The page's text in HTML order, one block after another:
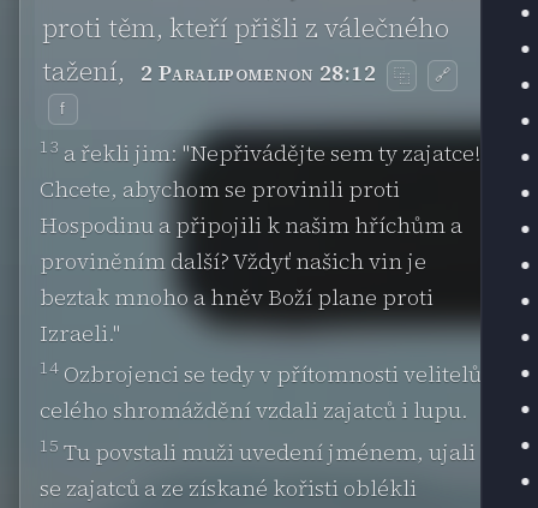
proti těm, kteří přišli z válečného
tažení,
2 Paralipomenon 28:12 ⿻
🔗
f
13 a řekli jim: "Nepřivádějte sem ty zajatce!
Chcete, abychom se provinili proti
Hospodinu a připojili k našim hříchům a
proviněním další? Vždyť našich vin je
beztak mnoho a hněv Boží plane proti
Izraeli."
14 Ozbrojenci se tedy v přítomnosti velitelů a
celého shromáždění vzdali zajatců i lupu.
15 Tu povstali muži uvedení jménem, ujali
se zajatců a ze získané kořisti oblékli